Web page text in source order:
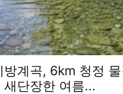
방계곡, 6km 청정
새단장한 여름...